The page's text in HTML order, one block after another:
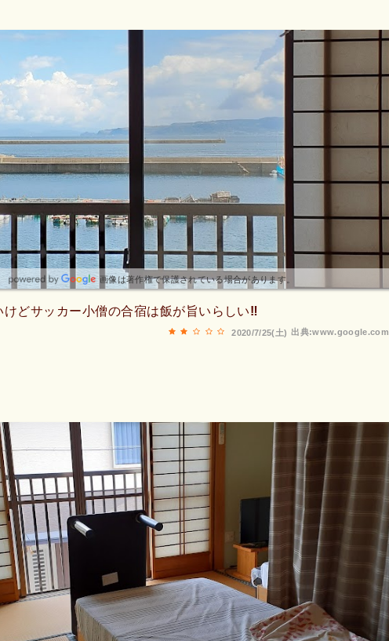
画像は著作権で保護されている場合があります。
けどサッカー小僧の合宿は飯が旨いらしい‼️
出典:www.google.com
2020/7/25(土)